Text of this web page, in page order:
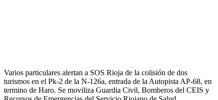
Varios particulares alertan a SOS Rioja de la colisión de dos
turismos en el Pk-2 de la N-126a, entrada de la Autopista AP-68, en
termino de Haro. Se moviliza Guardia Civil, Bomberos del CEIS y